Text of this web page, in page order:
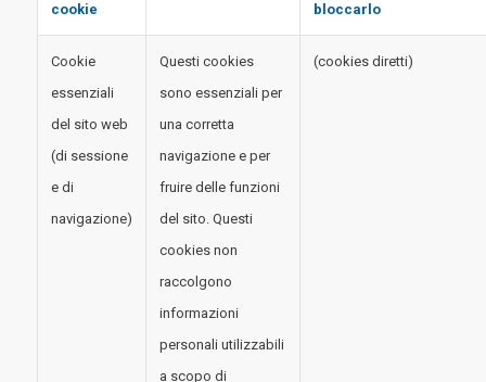
cookie
bloccarlo
Cookie
essenziali
del sito web
(di sessione
e di
navigazione)
Questi cookies
sono essenziali per
una corretta
navigazione e per
fruire delle funzioni
del sito. Questi
cookies non
raccolgono
informazioni
personali utilizzabili
a scopo di
(cookies diretti)